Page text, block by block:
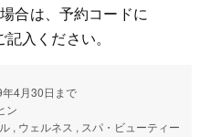
合は、予約コードに
入ください。
4月30日まで
ン
, ウェルネス , スパ・ビューティー